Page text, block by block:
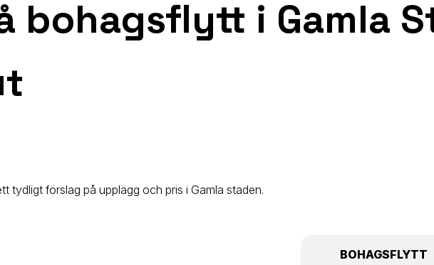
bohagsflytt i Gamla
tydligt förslag på upplägg och pris i Gamla staden.
BOHAGSFLYTT